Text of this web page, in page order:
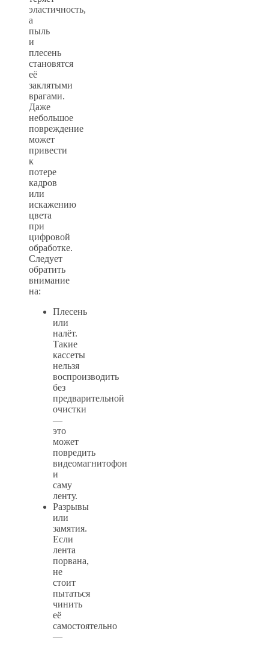
эластичность,
а
пыль
и
плесень
становятся
её
заклятыми
врагами.
Даже
небольшое
повреждение
может
привести
к
потере
кадров
или
искажению
цвета
при
цифровой
обработке.
Следует
обратить
внимание
на:
Плесень
или
налёт.
Такие
кассеты
нельзя
воспроизводить
без
предварительной
очистки
—
это
может
повредить
видеомагнитофон
и
саму
ленту.
Разрывы
или
замятия.
Если
лента
порвана,
не
стоит
пытаться
чинить
её
самостоятельно
—